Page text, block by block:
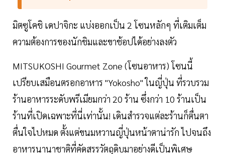
มิตซูโคชิ เดปาจิกะ แบ่งออกเป็น 2 โซนหลักๆ ที่เติมเต็ม
ความต้องการของนักชิมและขาช้อปได้อย่างลงตัว
MITSUKOSHI Gourmet Zone (โซนอาหาร) โซนนี้
เปรียบเสมือนตรอกอาหาร "Yokosho" ในญี่ปุ่น ที่รวบรวม
ร้านอาหารระดับพรีเมียมกว่า 20 ร้าน ซึ่งกว่า 10 ร้านเป็น
ร้านที่เปิดเฉพาะที่นี่เท่านั้น! เดินสำรวจแต่ละร้านก็ตื่นตา
ตื่นใจไปหมด ตั้งแต่ขนมหวานญี่ปุ่นหน้าตาน่ารัก ไปจนถึง
อาหารนานาชาติที่คัดสรรวัตถุดิบมาอย่างดีเป็นพิเศษ